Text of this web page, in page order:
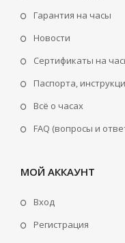
Гарантия на часы
Новости
Сертификаты на
Паспорта,
Всё о часах
FAQ (вопросы и
МОЙ АККАУНТ
Вход
Регистрация